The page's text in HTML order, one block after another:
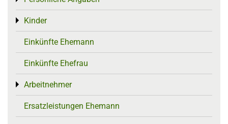
Kinder
Toggle menu
Einkünfte Ehemann
Einkünfte Ehefrau
Arbeitnehmer
Toggle menu
Ersatzleistungen Ehemann